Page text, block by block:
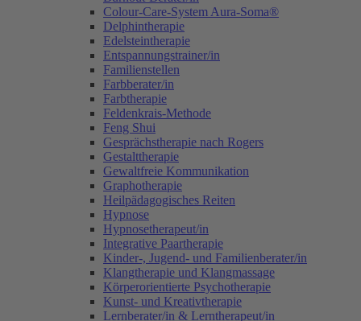
Colour-Care-System Aura-Soma®
Delphintherapie
Edelsteintherapie
Entspannungstrainer/in
Familienstellen
Farbberater/in
Farbtherapie
Feldenkrais-Methode
Feng Shui
Gesprächstherapie nach Rogers
Gestalttherapie
Gewaltfreie Kommunikation
Graphotherapie
Heilpädagogisches Reiten
Hypnose
Hypnosetherapeut/in
Integrative Paartherapie
Kinder-, Jugend- und Familienberater/in
Klangtherapie und Klangmassage
Körperorientierte Psychotherapie
Kunst- und Kreativtherapie
Lernberater/in & Lerntherapeut/in